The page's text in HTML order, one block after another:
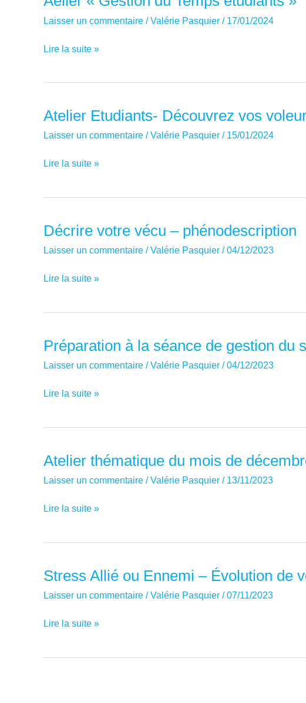
Laisser un commentaire /Valérie Pasquier / 17/01/2024
Aelier
Lire la suite »
Atelier Etudiants- Découvrez vos
Laisser un commentaire / Valérie Pasquier / 15/01/2024
Atelier
voleurs
de
temps
Lire la suite »
Décrire votre vécu – phénodescription
Laisser un commentaire / Valérie Pasquier / 04/12/2023
Décrire
phénodescription
Lire la suite »
Préparation à la séance de gestion du
Laisser un commentaire / Valérie Pasquier / 04/12/2023
Préparation
gestion
du
–
Lire la suite »
Atelier thématique du mois de
Laisser un commentaire /Valérie Pasquier / 13/11/2023
Atelier
décembre
Lire la suite »
Stress Allié ou Ennemi – Évolution de
Laisser un commentaire /Valérie Pasquier /07/11/2023
Stress
Lire la suite »